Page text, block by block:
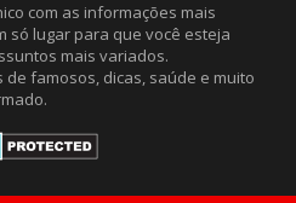
com as informações mais
só lugar para que você esteja
mais variados.
famosos, dicas, saúde e muito